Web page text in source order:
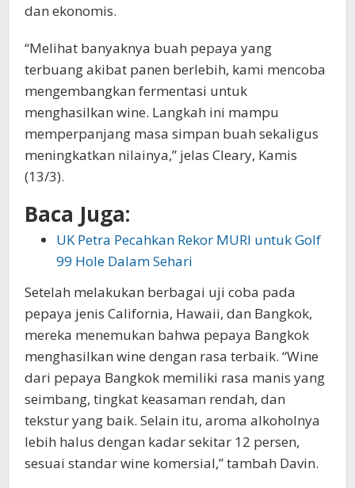
dan ekonomis.
“Melihat banyaknya buah pepaya yang
terbuang akibat panen berlebih, kami mencoba
mengembangkan fermentasi untuk
menghasilkan wine. Langkah ini mampu
memperpanjang masa simpan buah sekaligus
meningkatkan nilainya,” jelas Cleary, Kamis
(13/3).
Baca Juga:
UK Petra Pecahkan Rekor MURI untuk Golf
99 Hole Dalam Sehari
Setelah melakukan berbagai uji coba pada
pepaya jenis California, Hawaii, dan Bangkok,
mereka menemukan bahwa pepaya Bangkok
menghasilkan wine dengan rasa terbaik. “Wine
dari pepaya Bangkok memiliki rasa manis yang
seimbang, tingkat keasaman rendah, dan
tekstur yang baik. Selain itu, aroma alkoholnya
lebih halus dengan kadar sekitar 12 persen,
sesuai standar wine komersial,” tambah Davin.